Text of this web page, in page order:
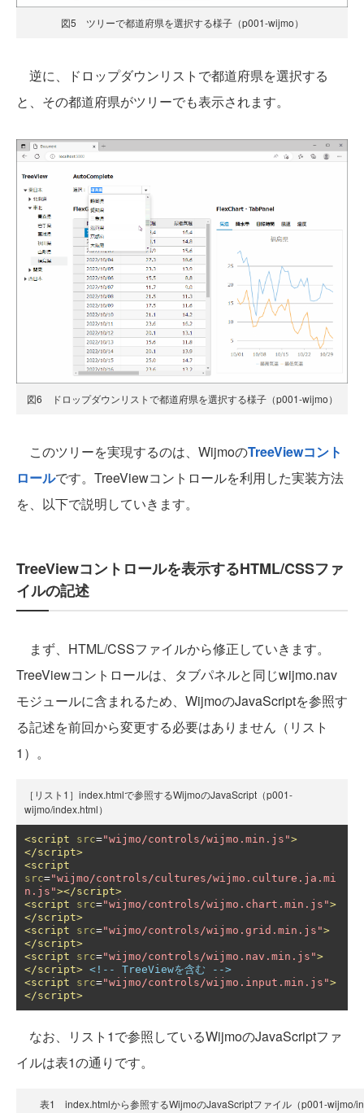
図5 ツリーで都道府県を選択する様子（p001-wijmo）
逆に、ドロップダウンリストで都道府県を選択する
と、その都道府県がツリーでも表示されます。
図6 ドロップダウンリストで都道府県を選択する様子（p001-wijmo）
このツリーを実現するのは、WijmoのTreeViewコント
ロールです。TreeViewコントロールを利用した実装方法
を、以下で説明していきます。
TreeViewコントロールを表示するHTML/CSSファ
イルの記述
まず、HTML/CSSファイルから修正していきます。
TreeViewコントロールは、タブパネルと同じwijmo.nav
モジュールに含まれるため、WijmoのJavaScriptを参照す
る記述を前回から変更する必要はありません（リスト
1）。
［リスト1］index.htmlで参照するWijmoのJavaScript（p001-
wijmo/index.html）
<script src="wijmo/controls/wijmo.min.js">
</script>
<script
src="wijmo/controls/cultures/wijmo.culture.ja.mi
n.js"></script>
<script
src="wijmo/controls/wijmo.chart.min.js">
</script>
<script
src="wijmo/controls/wijmo.grid.min.js">
</script>
<script
src="wijmo/controls/wijmo.nav.min.js">
</script> <!-- TreeViewを含む -->
<script
src="wijmo/controls/wijmo.input.min.js">
</script>
なお、リスト1で参照しているWijmoのJavaScriptファ
イルは表1の通りです。
表1 index.htmlから参照するWijmoのJavaScriptファイル（p001-wijmo/